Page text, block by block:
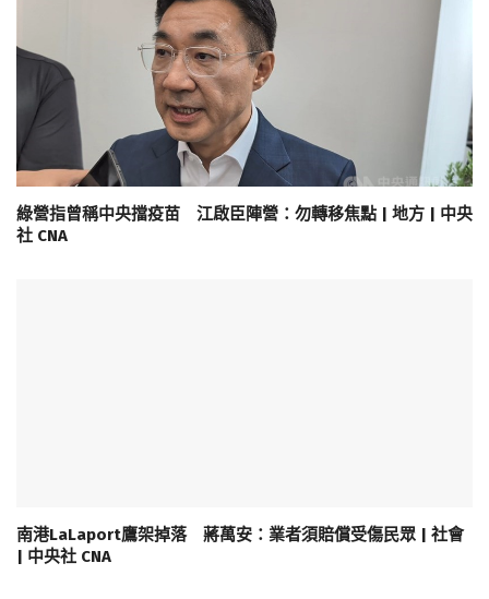
綠營指曾稱中央擋疫苗 江啟臣陣營：勿轉移焦點 | 地方 | 中央
社 CNA
南港LaLaport鷹架掉落 蔣萬安：業者須賠償受傷民眾 | 社會
| 中央社 CNA